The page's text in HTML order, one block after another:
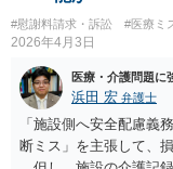
ては慰謝料の請求は認
#慰謝料請求・訴訟 #医療ミ
2026年4月3日
医療・介護問題に
浜田 宏 弁護士
「施設側へ安全配慮義
断ミス」を主張して、